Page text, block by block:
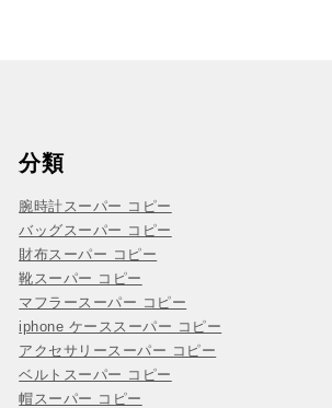
分類
腕時計スーパー コピー
バッグスーパー コピー
財布スーパー コピー
靴スーパー コピー
マフラースーパー コピー
iphone ケーススーパー コピー
アクセサリースーパー コピー
ベルトスーパー コピー
帽スーパー コピー